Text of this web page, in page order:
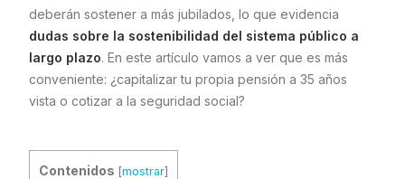
deberán sostener a más jubilados, lo que evidencia
dudas sobre la sostenibilidad del sistema público a
largo plazo. En este artículo vamos a ver que es más
conveniente: ¿capitalizar tu propia pensión a 35 años
vista o cotizar a la seguridad social?
Contenidos [mostrar]